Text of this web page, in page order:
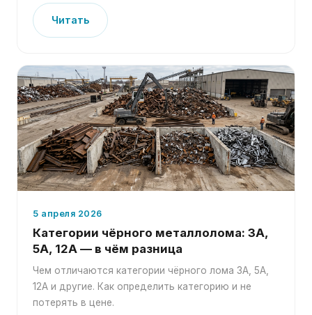
Читать
5 апреля 2026
Категории чёрного металлолома: 3А,
5А, 12А — в чём разница
Чем отличаются категории чёрного лома 3А, 5А,
12А и другие. Как определить категорию и не
потерять в цене.